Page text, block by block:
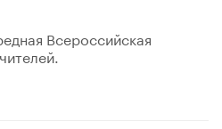
Всероссийская